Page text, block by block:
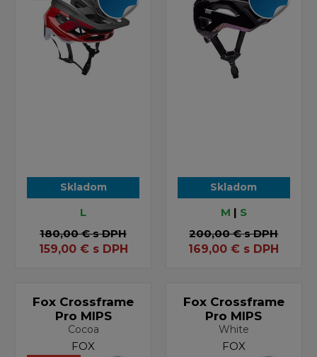
Skladom
L
180,00 €s DPH
159,00€ s DPH
Skladom
M | S
200,00 €s DPH
169,00 € s DPH
Fox Crossframe
Pro MIPS
Cocoa
FOX
Fox Crossframe
Pro MIPS
White
FOX